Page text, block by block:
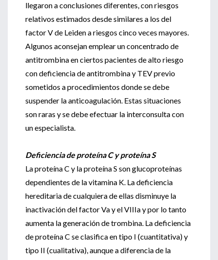
llegaron a conclusiones diferentes, con riesgos
relativos estimados desde similares a los del
factor V de Leiden a riesgos cinco veces mayores.
Algunos aconsejan emplear un concentrado de
antitrombina en ciertos pacientes de alto riesgo
con deficiencia de antitrombina y TEV previo
sometidos a procedimientos donde se debe
suspender la anticoagulación. Estas situaciones
son raras y se debe efectuar la interconsulta con
un especialista.
Deficiencia de proteína C y proteína S
La proteína C y la proteína S son glucoproteínas
dependientes de la vitamina K. La deficiencia
hereditaria de cualquiera de ellas disminuye la
inactivación del factor Va y el VIIIa y por lo tanto
aumenta la generación de trombina. La deficiencia
de proteína C se clasifica en tipo I (cuantitativa) y
tipo II (cualitativa), aunque a diferencia de la